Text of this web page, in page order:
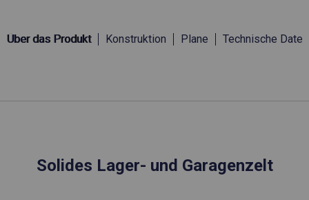
Über das Produkt Konstruktion Plane Technische Daten
Solides Lager- und Garagenzelt